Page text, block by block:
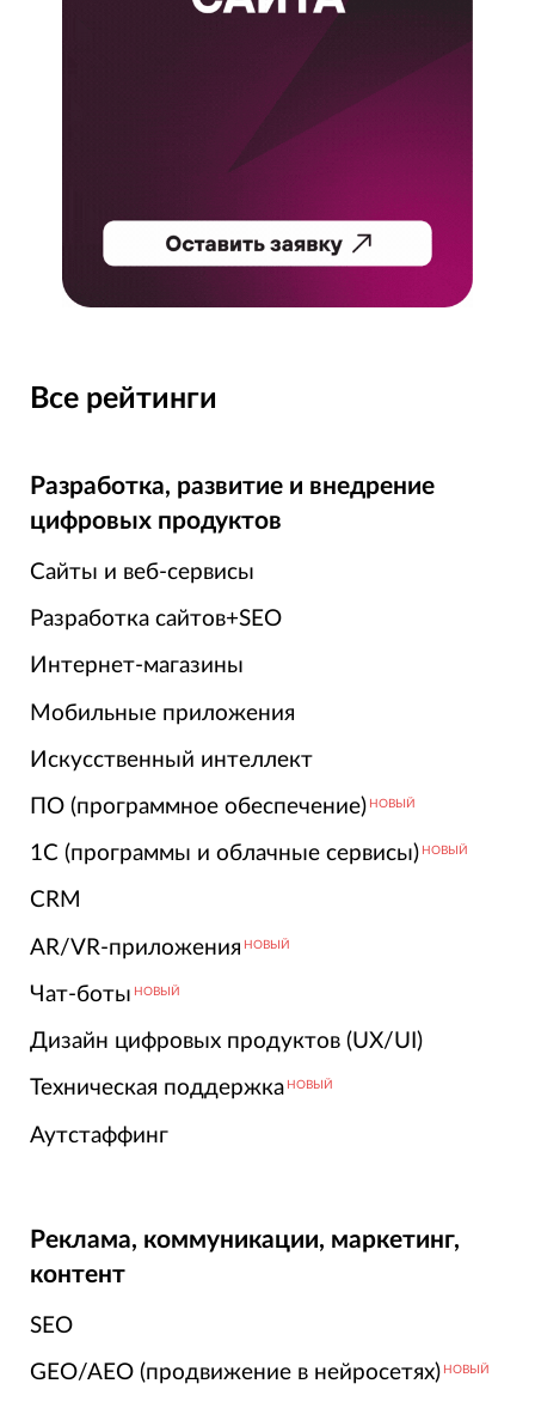
Все рейтинги
Разработка, развитие и внедрение
цифровых продуктов
Сайты и веб-сервисы
Разработка сайтов+SEO
Интернет-магазины
Мобильные приложения
Искусственный интеллект
ПО (программное обеспечение) НОВЫЙ
1С (программы и облачные сервисы) НОВЫЙ
CRM
AR/VR-приложения НОВЫЙ
Чат-боты НОВЫЙ
Дизайн цифровых продуктов (UX/UI)
Техническая поддержка НОВЫЙ
Аутстаффинг
Реклама, коммуникации, маркетинг,
контент
SEO
GEO/AEO (продвижение в нейросетях) НОВЫЙ